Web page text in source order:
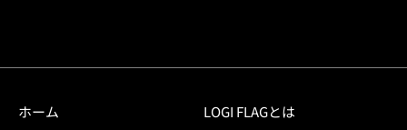
ホーム LOGI FLAGとは